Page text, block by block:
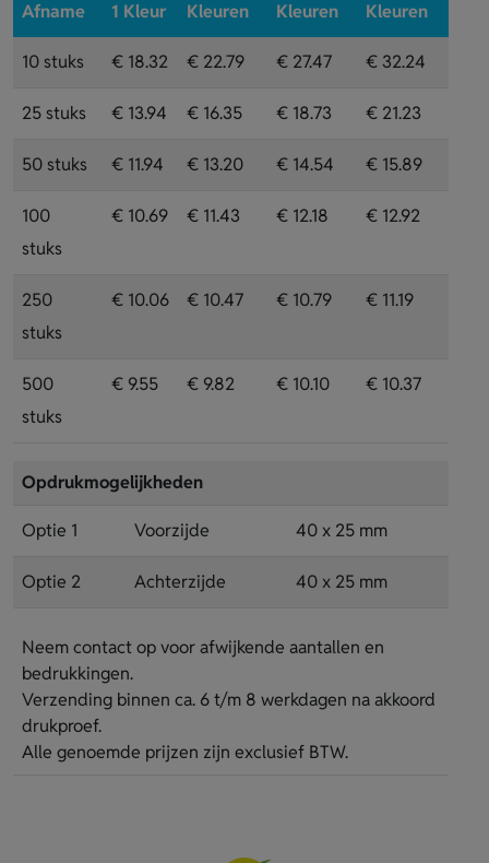
Afname 1 Kleur Kleuren Kleuren Kleuren
10 stuks € 18.32 € 22.79 € 27.47 € 32.24
25 stuks € 13.94 € 16.35 € 18.73 € 21.23
50 stuks € 11.94 € 13.20 € 14.54 € 15.89
100
stuks
€ 10.69 € 11.43 € 12.18 € 12.92
250
stuks
€ 10.06 € 10.47 € 10.79 € 11.19
500
stuks
€ 9.55 € 9.82 € 10.10 € 10.37
Opdrukmogelijkheden
Optie 1 Voorzijde 40 x 25 mm
Optie 2 Achterzijde 40 x 25 mm
Neem contact op voor afwijkende aantallen en
bedrukkingen.
Verzending binnen ca. 6 t/m 8 werkdagen na akkoord
drukproef.
Alle genoemde prijzen zijn exclusief BTW.